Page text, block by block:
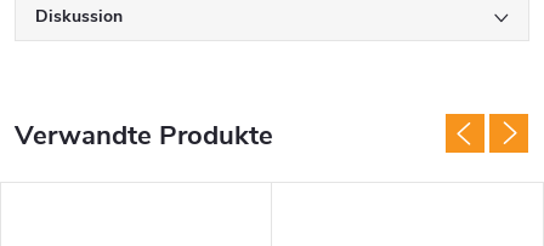
Diskussion
Verwandte Produkte